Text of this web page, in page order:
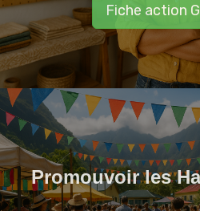
Fiche action
Promouvoir les